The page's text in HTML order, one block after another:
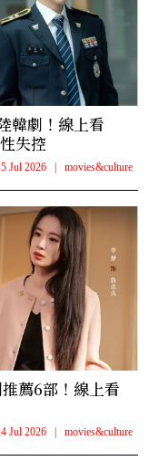
韓劇！線上看
失控
Jul 2026 | movies&culture
薦6部！線上看
Jul 2026 | movies&culture